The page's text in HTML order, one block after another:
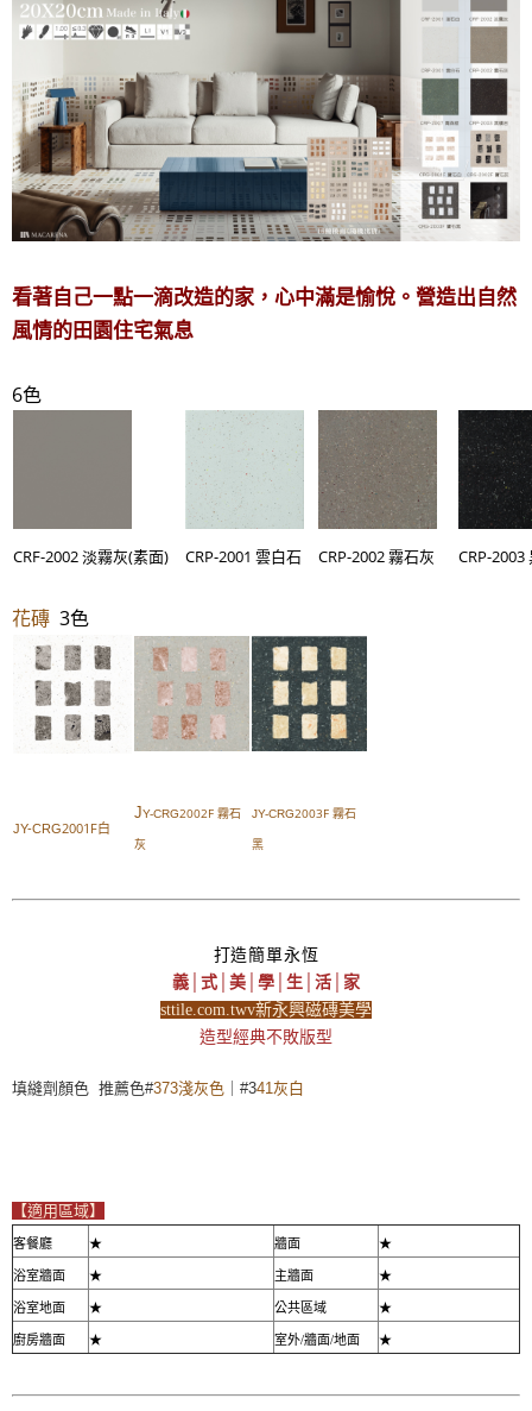
看著自己一點一滴改造的家，心中滿是愉悅。營造出自然
風情的田園住宅氣息
6色
CRF-2002 淡霧灰(素面) CRP-2001 雲白石 CRP-2002 霧石灰 CRP-2003
花磚 3色
JY-CRG2001F白
JY-CRG2002F 霧石
灰
JY-CRG2003F 霧石
黑
打造簡單永恆
義│式│美│學│生│活│家
sttile.com.twv新永興磁磚美學
造型經典不敗版型
填縫劑顏色 推薦色#373淺灰色 ｜#341灰白
【適用區域】
客餐廳 ★ 牆面 ★
浴室牆面 ★ 主牆面 ★
浴室地面 ★ 公共區域 ★
廚房牆面 ★ 室外/牆面/地面 ★